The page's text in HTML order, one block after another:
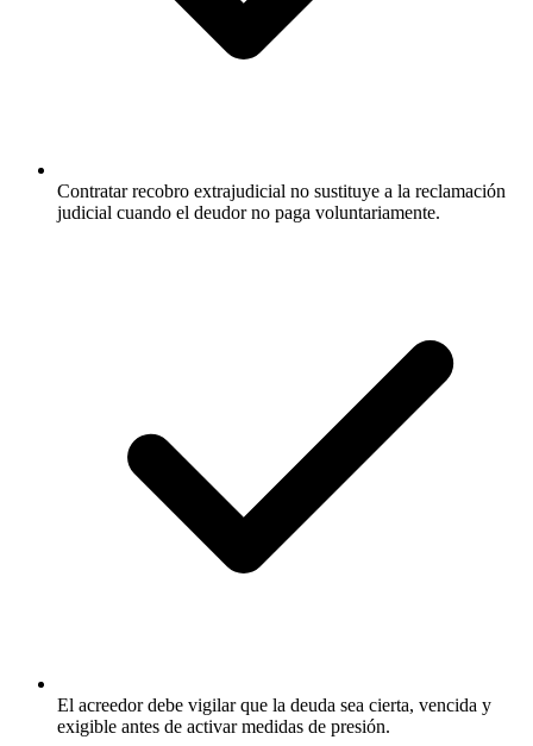
Contratar recobro extrajudicial no sustituye a la reclamación
judicial cuando el deudor no paga voluntariamente.
El acreedor debe vigilar que la deuda sea cierta, vencida y
exigible antes de activar medidas de presión.